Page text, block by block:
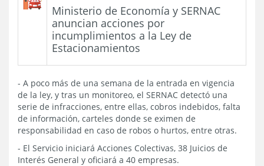
Ministerio de Economía y SERNAC
anuncian acciones por
incumplimientos a la Ley de
Estacionamientos
- A poco más de una semana de la entrada en vigencia
de la ley, y tras un monitoreo, el SERNAC detectó una
serie de infracciones, entre ellas, cobros indebidos, falta
de información, carteles donde se eximen de
responsabilidad en caso de robos o hurtos, entre otras.
- El Servicio iniciará Acciones Colectivas, 38 Juicios de
Interés General y oficiará a 40 empresas.